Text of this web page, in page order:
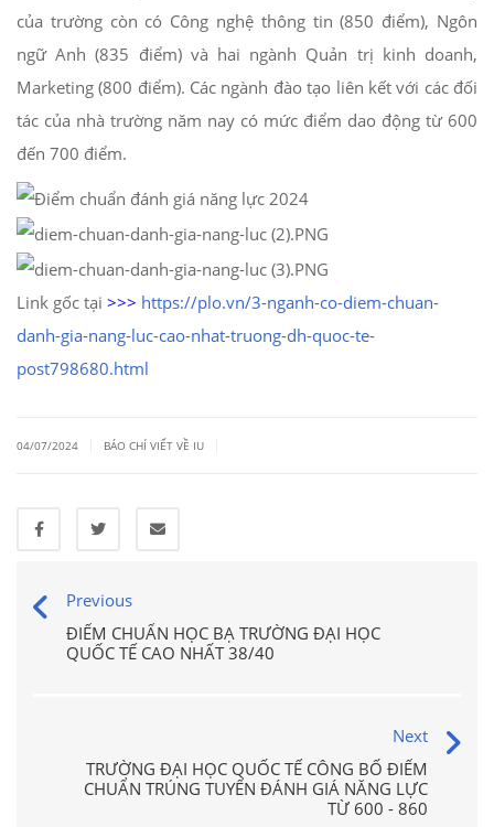
của trường còn có Công nghệ thông tin (850 điểm), Ngôn
ngữ Anh (835 điểm) và hai ngành Quản trị kinh doanh,
Marketing (800 điểm). Các ngành đào tạo liên kết với các đối
tác của nhà trường năm nay có mức điểm dao động từ 600
đến 700 điểm.
Link gốc tại >>> https://plo.vn/3-nganh-co-diem-chuan-
danh-gia-nang-luc-cao-nhat-truong-dh-quoc-te-
post798680.html
04/07/2024 BÁO CHÍ VIẾT VỀ IU
Previous
ĐIỂM CHUẨN HỌC BẠ TRƯỜNG ĐẠI HỌC
QUỐC TẾ CAO NHẤT 38/40
Next
TRƯỜNG ĐẠI HỌC QUỐC TẾ CÔNG BỐ ĐIỂM
CHUẨN TRÚNG TUYỂN ĐÁNH GIÁ NĂNG LỰC
TỪ 600 - 860